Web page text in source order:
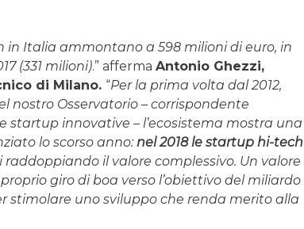
Italia ammontano a 598 milioni di euro, in
(331 milioni).” afferma Antonio Ghezzi,
di Milano. “Per la prima volta dal 2012,
Osservatorio – corrispondente
startup innovative – l’ecosistema mostra una
lo scorso anno: nel 2018 le startup hi-tech
raddoppiando il valore complessivo. Un valore
giro di boa verso l’obiettivo del miliardo
uno sviluppo che renda merito alla